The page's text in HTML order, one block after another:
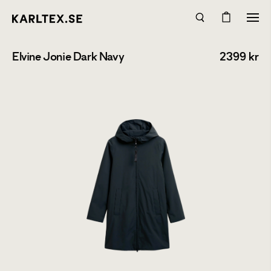
Elvine Jonie Dark Navy 2399 kr